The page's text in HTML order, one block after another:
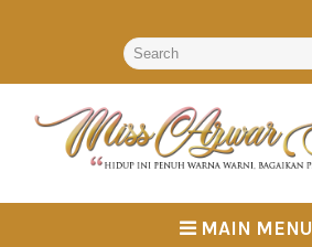
MAIN MENU